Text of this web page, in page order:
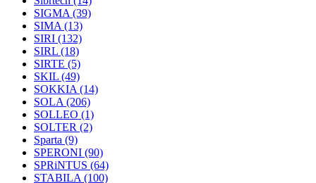
SIGMA (39)
SIMA (13)
SIRI (132)
SIRL (18)
SIRTE (5)
SKIL (49)
SOKKIA (14)
SOLA (206)
SOLLEO (1)
SOLTER (2)
Sparta (9)
SPERONI (90)
SPRiNTUS (64)
STABILA (100)